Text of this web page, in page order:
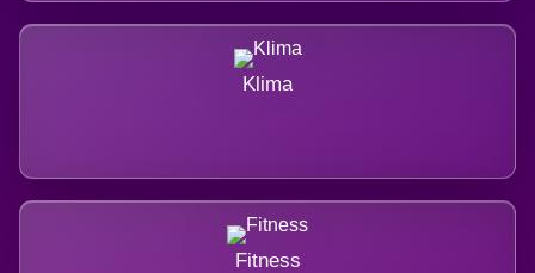
Klima
Fitness